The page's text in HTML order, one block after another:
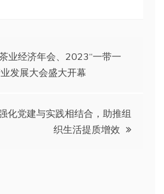
业经济年会、2023“一带一
发展大会盛大开幕
化党建与实践相结合，助推组
织生活提质增效